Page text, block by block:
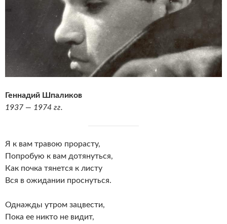
Геннадий Шпаликов
1937 — 1974 гг.
Я к вам травою прорасту,
Попробую к вам дотянуться,
Как почка тянется к листу
Вся в ожидании проснуться.
Однажды утром зацвести,
Пока ее никто не видит,